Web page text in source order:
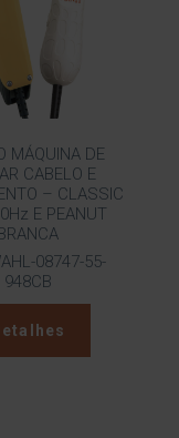
MÁQUINA DE
CABELO E
– CLASSIC
E PEANUT
08747-55-
948CB